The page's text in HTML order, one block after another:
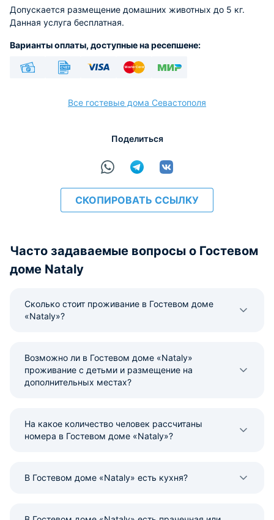
Допускается размещение домашних животных до 5 кг.
Данная услуга бесплатная.
Варианты оплаты, доступные на ресепшене:
Все гостевые дома Севастополя
Поделиться
СКОПИРОВАТЬ ССЫЛКУ
Часто задаваемые вопросы о Гостевом
доме Nataly
Сколько стоит проживание в Гостевом доме
«Nataly»?
Возможно ли в Гостевом доме «Nataly»
проживание с детьми и размещение на
дополнительных местах?
На какое количество человек рассчитаны
номера в Гостевом доме «Nataly»?
В Гостевом доме «Nataly» есть кухня?